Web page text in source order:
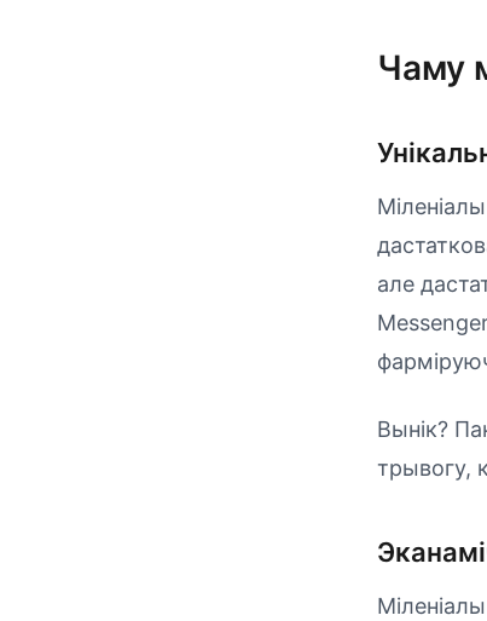
Чаму
але
Вынік?
трывогу,